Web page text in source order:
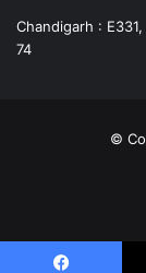
Chandigarh :
74
©